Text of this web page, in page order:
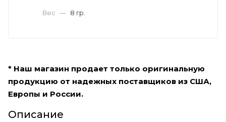
Вес — 8 гр.
* Наш магазин продает только оригинальную
продукцию от надежных поставщиков из США,
Европы и России.
Описание